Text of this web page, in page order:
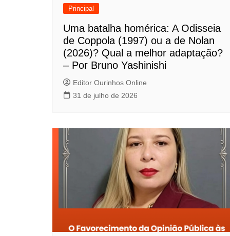
t
Principal
Uma batalha homérica: A Odisseia
de Coppola (1997) ou a de Nolan
(2026)? Qual a melhor adaptação?
– Por Bruno Yashinishi
Editor Ourinhos Online
31 de julho de 2026